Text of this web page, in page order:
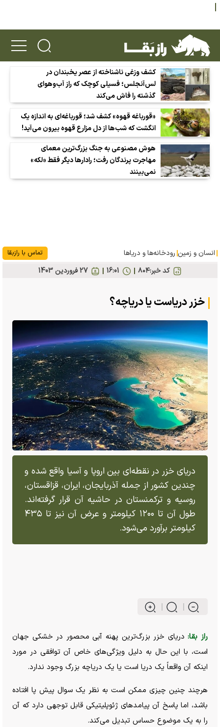
کشف وزغی ناشناخته از عصر یخبندان در
لس‌آنجلس؛ فسیلی کوچک که راز آب‌وهوای
گذشته را فاش می‌کند
«قورباغه قهوه» کشف شد؛ قورباغه‌ای به اندازه یک
انگشت که شب‌ها از دل مزارع قهوه بیرون می‌آید!
هوش مصنوعی به جنگ بزرگ‌ترین معمای
مهاجرت پرندگان رفت؛ رادارها دیگر فقط «لکه»
نمی‌بینند
انسان و زمین رودخانه‎‌ها و دریاها تماس با رازبقا
کد خبر:۸۰۴ 27 فروردين 1403 16:01
خزر دریاست یا دریاچه؟
دریای خزر در نقطه‌ای بین اروپا و آسیا واقع شده و
چندین کشور از جمله آذربایجان، ایران، قزاقستان،
روسیه و ترکمنستان در حاشیه آن قرار گرفته‌اند.
طول آن تا ۱۲۰۰ کیلومتر و عرض آن نیز تا ۴۳۵
کیلومتر برآورد می‌شود.
راز بقا: دریای خزر بزرگ‌ترین پهنه آبی محصور در خشکی جهان
است، با این حال به دلیل ویژگی‌های خاص آن توافقی در مورد
اینکه آن واقعاً یک دریا است یا یک دریاچه بزرگ وجود ندارد.
هرچند چنین چیزی ممکن است به نظر یک سوال پیش پا افتاده
باشد، اما پاسخ آن پیامد‌های ژئوپلیتیکی قابل توجهی دارد که آن
را به یک موضوع حساس تبدیل می‌کند.